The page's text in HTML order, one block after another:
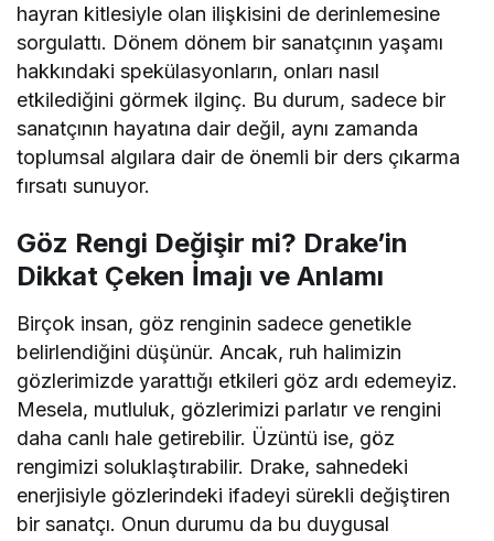
hayran kitlesiyle olan ilişkisini de derinlemesine
sorgulattı. Dönem dönem bir sanatçının yaşamı
hakkındaki spekülasyonların, onları nasıl
etkilediğini görmek ilginç. Bu durum, sadece bir
sanatçının hayatına dair değil, aynı zamanda
toplumsal algılara dair de önemli bir ders çıkarma
fırsatı sunuyor.
Göz Rengi Değişir mi? Drake’in
Dikkat Çeken İmajı ve Anlamı
Birçok insan, göz renginin sadece genetikle
belirlendiğini düşünür. Ancak, ruh halimizin
gözlerimizde yarattığı etkileri göz ardı edemeyiz.
Mesela, mutluluk, gözlerimizi parlatır ve rengini
daha canlı hale getirebilir. Üzüntü ise, göz
rengimizi soluklaştırabilir. Drake, sahnedeki
enerjisiyle gözlerindeki ifadeyi sürekli değiştiren
bir sanatçı. Onun durumu da bu duygusal